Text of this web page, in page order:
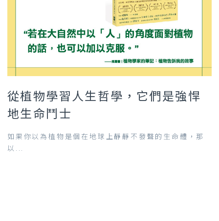
從植物學習人生哲學，它們是強悍
地生命鬥士
如果你以為植物是個在地球上靜靜不發聲的生命體，那
以...